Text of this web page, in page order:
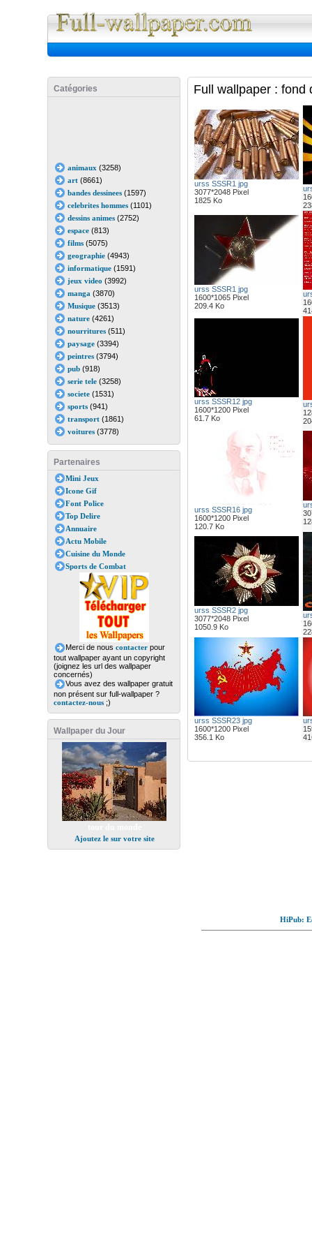
Catégories
animaux (3258)
art(8661)
bandes dessinees(1597)
celebrites hommes(1101)
dessins animes(2752)
espace(813)
films(5075)
geographie(4943)
informatique(1591)
jeux video (3992)
manga (3870)
Musique(3513)
nature(4261)
nourritures(511)
paysage(3394)
peintres(3794)
pub(918)
serie tele(3258)
societe(1531)
sports(941)
transport(1861)
voitures(3778)
Partenaires
Mini Jeux
Icone Gif
Font Police
Top Delire
Annuaire
Actu Mobile
Cuisine du Monde
Sports de Combat
Merci de nous contacterpour
tout wallpaper ayant un copyright
(joignez les url des wallpaper
concernés)
Vous avez des wallpaper gratuit
non présent sur full-wallpaper ?
contactez-nous;)
Wallpaper du Jour
Ajoutez le sur votre site
Full wallpaper : fond
urss SSSR1 jpg
3077*2048 Pixel
1825 Ko
urss SSSR1 jpg
1600*1065 Pixel
209.4 Ko
urss SSSR12 jpg
1600*1200 Pixel
61.7 Ko
urss SSSR16 jpg
1600*1200 Pixel
120.7 Ko
urss SSSR2 jpg
3077*2048 Pixel
1050.9 Ko
urss SSSR23 jpg
1600*1200 Pixel
356.1 Ko
HiPub: